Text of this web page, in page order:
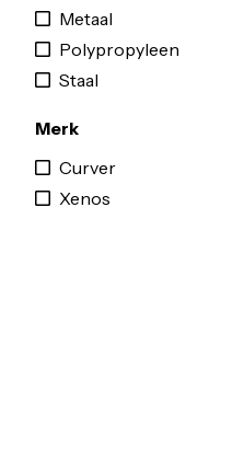
Metaal
Polypropyleen
Staal
Merk
Curver
Xenos